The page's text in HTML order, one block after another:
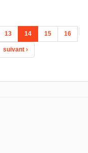
13 14 15 16
suivant ›